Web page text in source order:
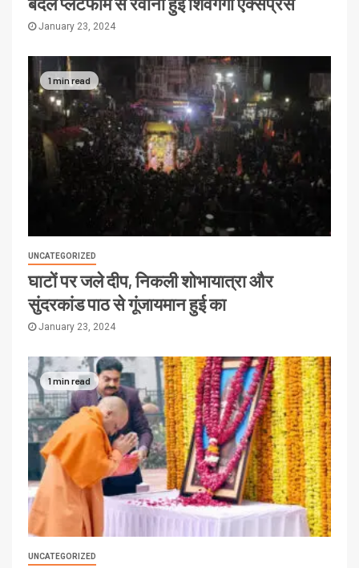
January 23, 2024
1 min read
UNCATEGORIZED
घाटों पर जले दीप, निकली शोभायात्रा और
सुंदरकांड पाठ से गूंजायमान हुई का
January 23, 2024
1 min read
UNCATEGORIZED